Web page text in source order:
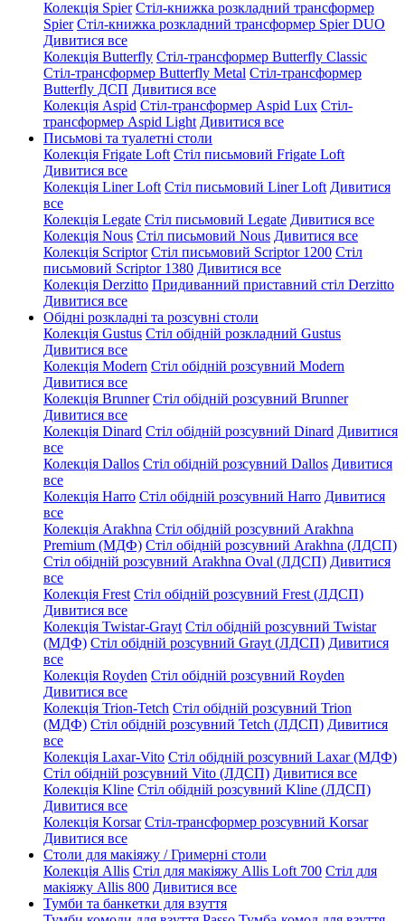
Колекція Spier Стіл-книжка розкладний трансформер
Spier Стіл-книжка розкладний трансформер Spier DUO
Дивитися все
Колекція Butterfly Стіл-трансформер Butterfly Classic
Стіл-трансформер Butterfly Metal Стіл-трансформер
Butterfly ДСП Дивитися все
Колекція Aspid Стіл-трансформер Aspid Lux Стіл-
трансформер Aspid Light Дивитися все
Письмові та туалетні столи
Колекція Frigate Loft Стіл письмовий Frigate Loft
Дивитися все
Колекція Liner Loft Стіл письмовий Liner Loft Дивитися
все
Колекція Legate Стіл письмовий Legate Дивитися все
Колекція Nous Стіл письмовий Nous Дивитися все
Колекція Scriptor Стіл письмовий Scriptor 1200 Стіл
письмовий Scriptor 1380 Дивитися все
Колекція Derzitto Придиванний приставний стіл Derzitto
Дивитися все
Обідні розкладні та розсувні столи
Колекція Gustus Стіл обідній розкладний Gustus
Дивитися все
Колекція Modern Стіл обідній розсувний Modern
Дивитися все
Колекція Brunner Стіл обідній розсувний Brunner
Дивитися все
Колекція Dinard Стіл обідній розсувний Dinard Дивитися
все
Колекція Dallos Стіл обідній розсувний Dallos Дивитися
все
Колекція Harro Стіл обідній розсувний Harro Дивитися
все
Колекція Arakhna Стіл обідній розсувний Arakhna
Premium (МДФ) Стіл обідній розсувний Arakhna (ЛДСП)
Стіл обідній розсувний Arakhna Oval (ЛДСП) Дивитися
все
Колекція Frest Стіл обідній розсувний Frest (ЛДСП)
Дивитися все
Колекція Twistar-Grayt Стіл обідній розсувний Twistar
(МДФ) Стіл обідній розсувний Grayt (ЛДСП) Дивитися
все
Колекція Royden Стіл обідній розсувний Royden
Дивитися все
Колекція Trion-Tetch Стіл обідній розсувний Trion
(МДФ) Стіл обідній розсувний Tetch (ЛДСП) Дивитися
все
Колекція Laxar-Vito Стіл обідній розсувний Laxar (МДФ)
Стіл обідній розсувний Vito (ЛДСП) Дивитися все
Колекція Kline Стіл обідній розсувний Kline (ЛДСП)
Дивитися все
Колекція Korsar Стіл-трансформер розсувний Korsar
Дивитися все
Столи для макіяжу / Гримерні столи
Колекція Allis Стіл для макіяжу Allis Loft 700 Стіл для
макіяжу Allis 800 Дивитися все
Тумби та банкетки для взуття